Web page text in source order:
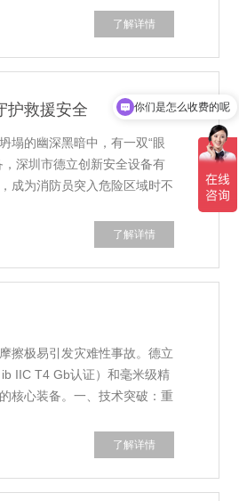
了解详情
护救援安全
塌的幽深黑暗中，有一双“眼
深圳市德立创新安全设备有
成为消防员突入危险区域时不
了解详情
擦极易引发灾难性事故。德立
IIC T4 Gb认证）和毫米级精
核心装备。一、技术突破：重
了解详情
现在有优惠活动吗